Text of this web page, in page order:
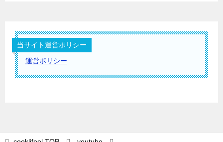
当サイト運営ポリシー
運営ポリシー